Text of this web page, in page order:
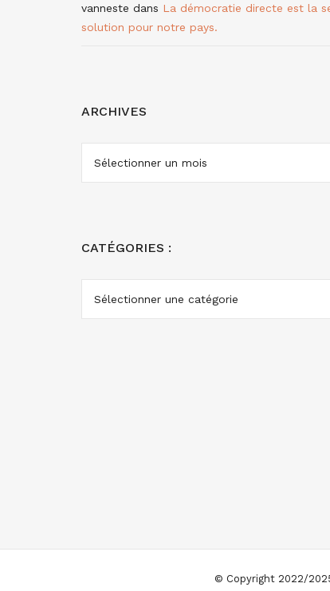
vanneste dans La démocratie directe est la
solution pour notre pays.
ARCHIVES
ARCHIVES
CATÉGORIES :
CATÉGORIES
© Copyright 2022/